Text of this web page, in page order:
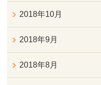
2018年10月
2018年9月
2018年8月